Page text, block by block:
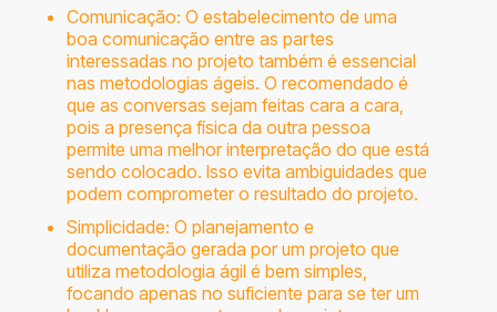
Comunicação: O estabelecimento de uma
boa comunicação entre as partes
interessadas no projeto também é essencial
nas metodologias ágeis. O recomendado é
que as conversas sejam feitas cara a cara,
pois a presença física da outra pessoa
permite uma melhor interpretação do que está
sendo colocado. Isso evita ambiguidades que
podem comprometer o resultado do projeto.
Simplicidade: O planejamento e
documentação gerada por um projeto que
utiliza metodologia ágil é bem simples,
focando apenas no suficiente para se ter um